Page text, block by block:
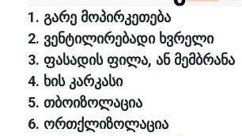
1. გარე მოპირკეთება
2. ვენტილირებადი ხვრელი
3. ფასადის ფილა, ან მემბრანა
4. ხის კარკასი
5. თბოიზოლაცია
6. ორთქლიზოლაცია